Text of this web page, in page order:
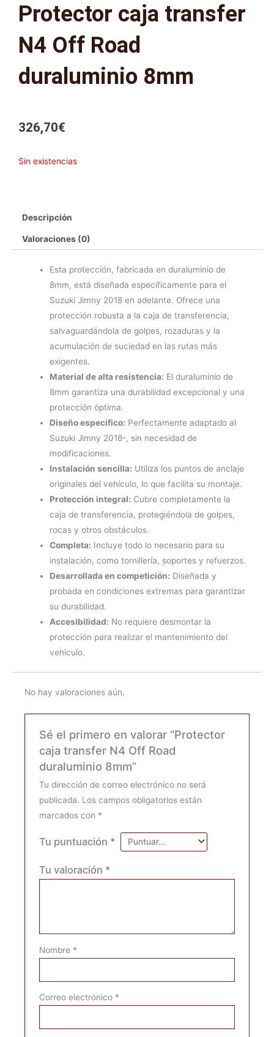
Protector caja transfer
N4 Off Road
duraluminio 8mm
326,70€
Sin existencias
Descripción
Valoraciones (0)
Esta protección, fabricada en duraluminio de
8mm, está diseñada específicamente para el
Suzuki Jimny 2018 en adelante. Ofrece una
protección robusta a la caja de transferencia,
salvaguardándola de golpes, rozaduras y la
acumulación de suciedad en las rutas más
exigentes.
Material de alta resistencia: El duraluminio de
8mm garantiza una durabilidad excepcional y una
protección óptima.
Diseño específico: Perfectamente adaptado al
Suzuki Jimny 2018-, sin necesidad de
modificaciones.
Instalación sencilla: Utiliza los puntos de anclaje
originales del vehículo, lo que facilita su montaje.
Protección integral: Cubre completamente la
caja de transferencia, protegiéndola de golpes,
rocas y otros obstáculos.
Completa: Incluye todo lo necesario para su
instalación, como tornillería, soportes y refuerzos.
Desarrollada en competición: Diseñada y
probada en condiciones extremas para garantizar
su durabilidad.
Accesibilidad: No requiere desmontar la
protección para realizar el mantenimiento del
vehículo.
No hay valoraciones aún.
Sé el primero en valorar “Protector
caja transfer N4 Off Road
duraluminio 8mm”
Tu dirección de correo electrónico no será
publicada. Los campos obligatorios están
marcados con *
Tu puntuación *
Tu valoración *
Nombre *
Correo electrónico *